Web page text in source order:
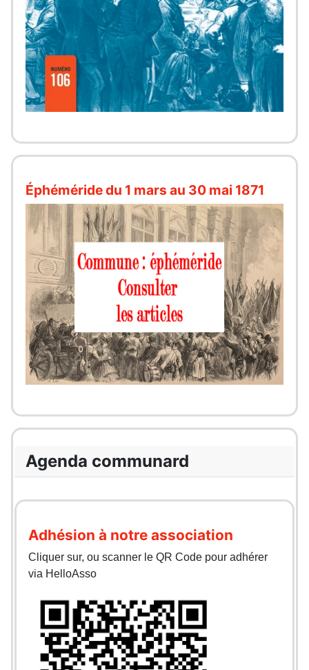
Éphéméride du 1 mars au 30 mai 1871
Agenda communard
Adhésion à notre association
Cliquer sur, ou scanner le QR Code pour adhérer
via HelloAsso